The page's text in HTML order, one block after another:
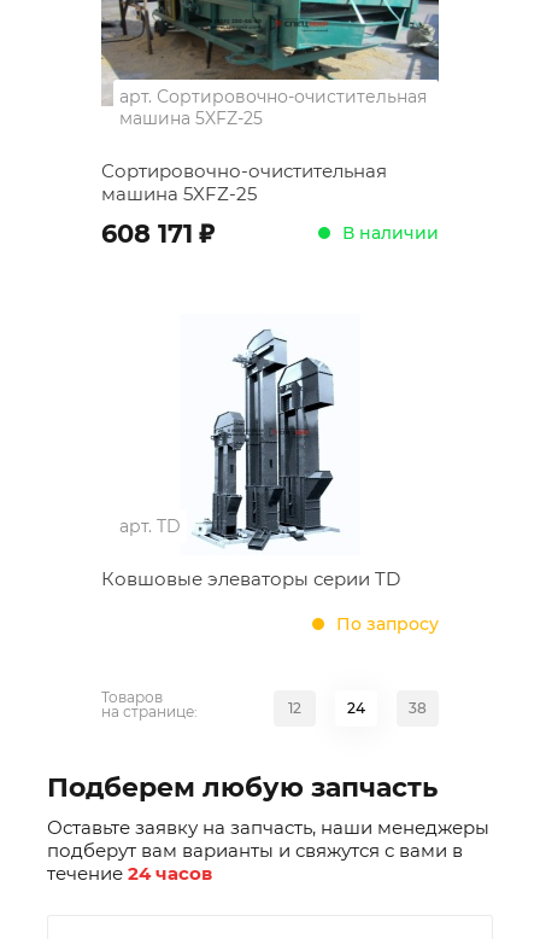
арт. Сортировочно-очистительная
машина 5XFZ-25
Сортировочно-очистительная
машина 5XFZ-25
608 171 ; В наличии
арт. TD
Ковшовые элеваторы серии TD
По запросу
Товаров
на странице:
12 24 38
Подберем любую запчасть
Оставьте заявку на запчасть, наши менеджеры
подберут вам варианты и свяжутся с вами в
течение 24 часов